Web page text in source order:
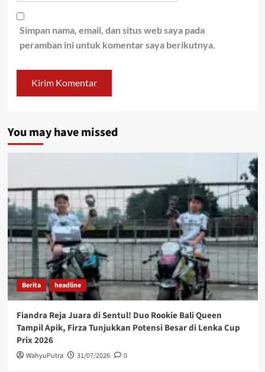
Simpan nama, email, dan situs web saya pada
peramban ini untuk komentar saya berikutnya.
You may have missed
Berita headline
Fiandra Reja Juara di Sentul! Duo Rookie Bali Queen
Tampil Apik, Firza Tunjukkan Potensi Besar di Lenka Cup
Prix 2026
WahyuPutra 31/07/2026 0